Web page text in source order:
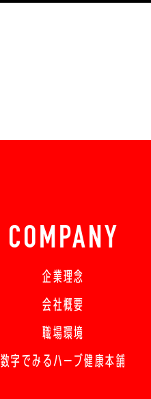
COMPANY
企業理念
会社概要
職場環境
数字でみるハーブ健康本舗